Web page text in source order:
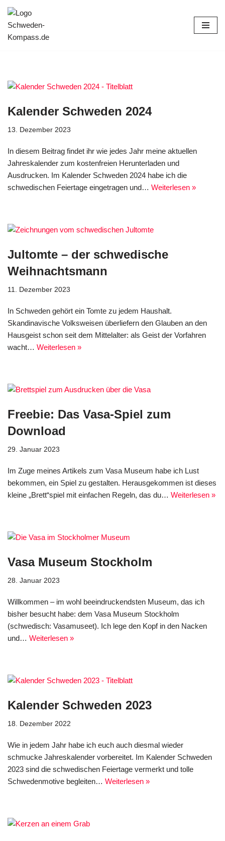
Zum
Inhalt
Kalender Schweden 2024
13. Dezember 2023
In diesem Beitrag findet ihr wie jedes Jahr meine aktuellen
Jahreskalender zum kostenfreien Herunterladen und
Ausdrucken. Im Kalender Schweden 2024 habe ich die
schwedischen Feiertage eingetragen und… Weiterlesen »
Jultomte – der schwedische
Weihnachtsmann
11. Dezember 2023
In Schweden gehört ein Tomte zu jedem Haushalt.
Skandinavische Volksweisen überliefern den Glauben an den
Hausgeist schon seit dem Mittelalter: als Geist der Vorfahren
wacht… Weiterlesen »
Freebie: Das Vasa-Spiel zum
Download
29. Januar 2023
Im Zuge meines Artikels zum Vasa Museum habe ich Lust
bekommen, ein Spiel zu gestalten. Herausgekommen ist dieses
kleine „Brett“spiel mit einfachen Regeln, das du… Weiterlesen »
Vasa Museum Stockholm
28. Januar 2023
Willkommen – im wohl beeindruckendsten Museum, das ich
bisher besucht habe: dem Vasa Museum Stockholm
(schwedisch: Vasamuseet). Ich lege den Kopf in den Nacken
und… Weiterlesen »
Kalender Schweden 2023
18. Dezember 2022
Wie in jedem Jahr habe ich euch auch diesmal wieder
schmucke Jahreskalender vorbereitet. Im Kalender Schweden
2023 sind die schwedischen Feiertage vermerkt und tolle
Schwedenmotive begleiten… Weiterlesen »